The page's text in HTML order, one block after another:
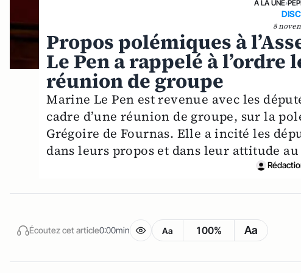
A LA UNE›
8
Propos polémiques à
Le Pen a rappelé à l’ordre
réunion de groupe
Marine Le Pen est revenue avec les
cadre d’une réunion de groupe, sur la
Grégoire de Fournas. Elle a incité les
dans leurs propos et dans leur attitude
Écoutez cet article0:00min Aa 100% Aa